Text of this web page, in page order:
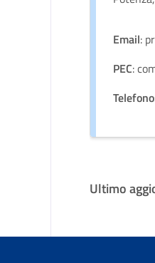
Email:
PEC:
Telefono
Ultimo